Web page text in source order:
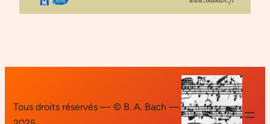
Tous droits réservés — © B. A. Bach —